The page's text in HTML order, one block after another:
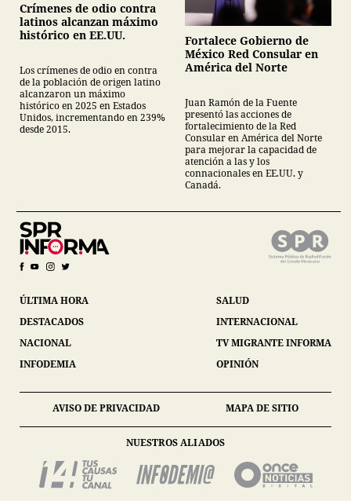
Crímenes de odio contra
latinos alcanzan máximo
histórico en EE.UU.
Los crímenes de odio en contra
de la población de origen latino
alcanzaron un máximo
histórico en 2025 en Estados
Unidos, incrementando en 239%
desde 2015.
Fortalece Gobierno de
México Red Consular en
América del Norte
Juan Ramón de la Fuente
presentó las acciones de
fortalecimiento de la Red
Consular en América del Norte
para mejorar la capacidad de
atención a las y los
connacionales en EE.UU. y
Canadá.
ÚLTIMA HORA
DESTACADOS
NACIONAL
INFODEMIA
SALUD
INTERNACIONAL
TV MIGRANTE INFORMA
OPINIÓN
AVISO DE PRIVACIDAD MAPA DE SITIO
NUESTROS ALIADOS